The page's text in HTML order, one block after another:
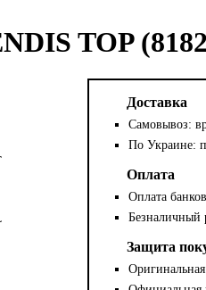
TOP
Доставка
Самовывоз:
По Украине:
Оплата
Оплата
Безналичный
Защита